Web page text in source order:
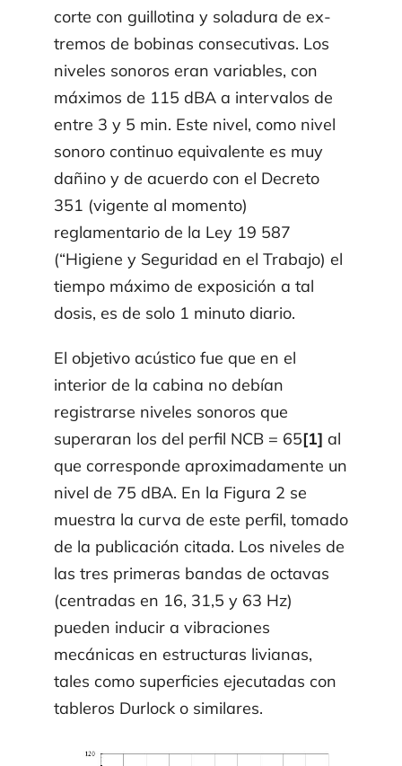
corte con guillotina y soladura de ex­
tremos de bobinas consecutivas. Los
niveles so­no­ros eran variables, con
máximos de 115 dBA a intervalos de
entre 3 y 5 min. Este nivel, como nivel
sonoro continuo equivalente es muy
dañino y de acuerdo con el Decreto
351 (vigente al momento)
reglamentario de la Ley 19 587
(“Higiene y Seguridad en el Trabajo) el
tiempo máximo de exposición a tal
dosis, es de solo 1 minuto diario.
El objetivo acústico fue que en el
interior de la cabina no debían
registrarse niveles sonoros que
superaran los del perfil NCB = 65[1] al
que corresponde aproximadamente un
nivel de 75 dBA. En la Figura 2 se
muestra la curva de este perfil, tomado
de la publicación citada. Los niveles de
las tres primeras bandas de octavas
(centradas en 16, 31,5 y 63 Hz)
pueden inducir a vibraciones
mecánicas en estructuras livianas,
tales como superficies ejecutadas con
tableros Durlock o similares.